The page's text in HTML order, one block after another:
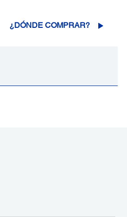
¿DÓNDE COMPRAR?